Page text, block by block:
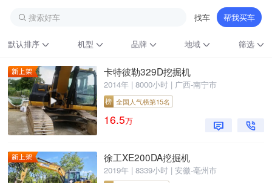
搜索好车 找车 帮我买车
默认排序 机型 品牌 地域 筛选
卡特彼勒329D挖掘机
2014年 | 8000小时 | 广西-南宁市
榜 全国人气榜第15名
16.5万
徐工XE200DA挖掘机
2019年 | 8339小时 | 安徽-亳州市